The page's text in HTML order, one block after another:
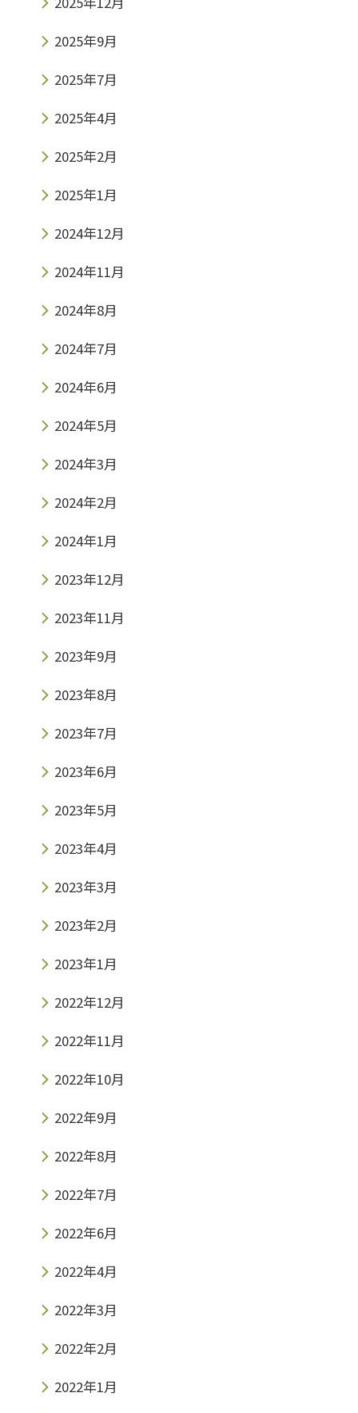
2025年9月
2025年7月
2025年4月
2025年2月
2025年1月
2024年12月
2024年11月
2024年8月
2024年7月
2024年6月
2024年5月
2024年3月
2024年2月
2024年1月
2023年12月
2023年11月
2023年9月
2023年8月
2023年7月
2023年6月
2023年5月
2023年4月
2023年3月
2023年2月
2023年1月
2022年12月
2022年11月
2022年10月
2022年9月
2022年8月
2022年7月
2022年6月
2022年4月
2022年3月
2022年2月
2022年1月